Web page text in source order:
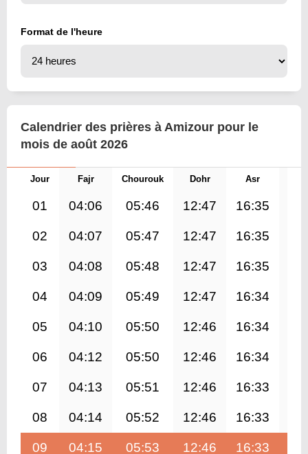
Format de l'heure
Calendrier des prières à Amizour pour le
mois de août 2026
Jour Fajr Chourouk Dohr Asr
01 04:06 05:46 12:47 16:35
02 04:07 05:47 12:47 16:35
03 04:08 05:48 12:47 16:35
04 04:09 05:49 12:47 16:34
05 04:10 05:50 12:46 16:34
06 04:12 05:50 12:46 16:34
07 04:13 05:51 12:46 16:33
08 04:14 05:52 12:46 16:33
09 04:15 05:53 12:46 16:33